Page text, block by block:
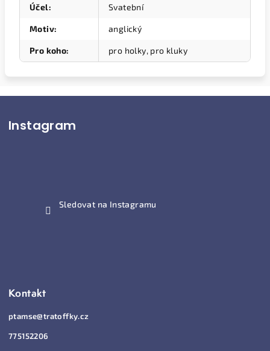
Účel: Svatební
Motiv: anglický
Pro koho: pro holky, pro kluky
á
Kontakt
ptamse@tratoffky.cz
775152206
Instagram
Sledovat na Instagramu